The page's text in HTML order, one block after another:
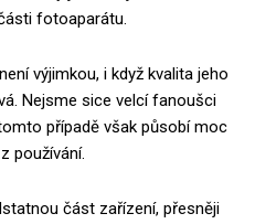
fotoaparátu.
výjimkou, i když kvalita jeho
Nejsme sice velcí fanoušci
případě však působí moc
používání.
část zařízení, přesněji